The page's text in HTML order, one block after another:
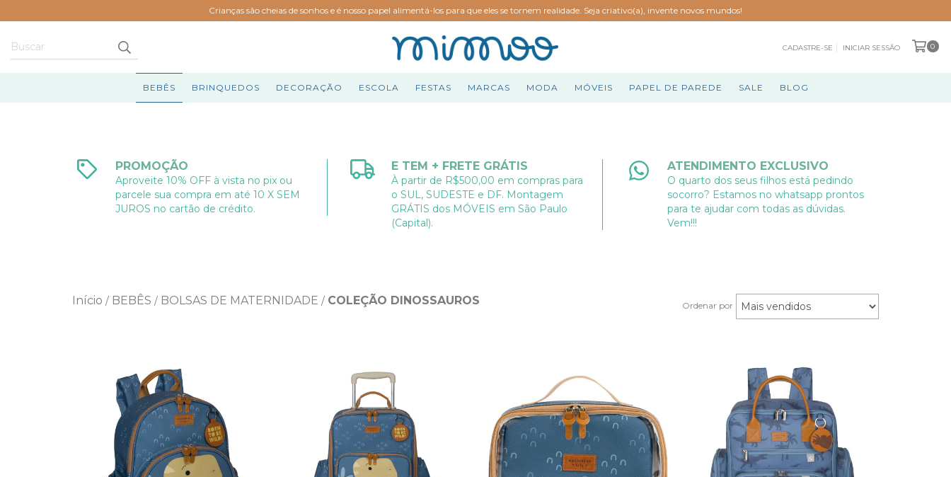
Crianças são cheias de sonhos e é nosso papel alimentá-los para que eles se tornem realidade. Seja criativo(a), invente novos mundos!
CADASTRE-SE INICIAR SESSÃO 0
BEBÊS BRINQUEDOS DECORAÇÃO ESCOLA FESTAS MARCAS MODA MÓVEIS PAPEL DE PAREDE SALE BLOG
PROMOÇÃO
Aproveite 10% OFF à vista no pix ou
parcele sua compra em até 10 X SEM
JUROS no cartão de crédito.
E TEM + FRETE GRÁTIS
À partir de R$500,00 em compras para
o SUL, SUDESTE e DF. Montagem
GRÁTIS dos MÓVEIS em São Paulo
(Capital).
ATENDIMENTO EXCLUSIVO
O quarto dos seus filhos está pedindo
socorro? Estamos no whatsapp prontos
para te ajudar com todas as dúvidas.
Vem!!!
Início / BEBÊS / BOLSAS DE MATERNIDADE / COLEÇÃO DINOSSAUROS Ordenar por